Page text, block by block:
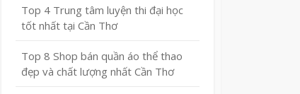
Top 4 Trung tâm luyện thi đại học
tốt nhất tại Cần Thơ
Top 8 Shop bán quần áo thể thao
đẹp và chất lượng nhất Cần Thơ